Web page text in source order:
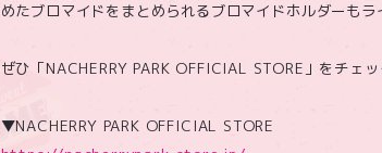
めたブロマイドをまとめられるブロマイドホルダーもラ
ぜひ「NACHERRY PARK OFFICIAL STORE」をチェッ
▼NACHERRY PARK OFFICIAL STORE